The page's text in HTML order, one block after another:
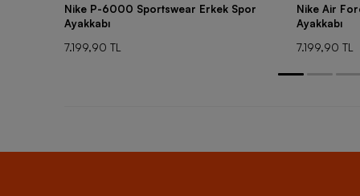
Nike P-6000 Sportswear Erkek Spor
Ayakkabı
7.199,90 TL
Nike Air
Ayakkabı
7.199,90 TL